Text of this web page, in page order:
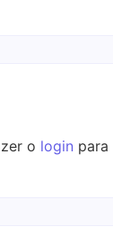
o login